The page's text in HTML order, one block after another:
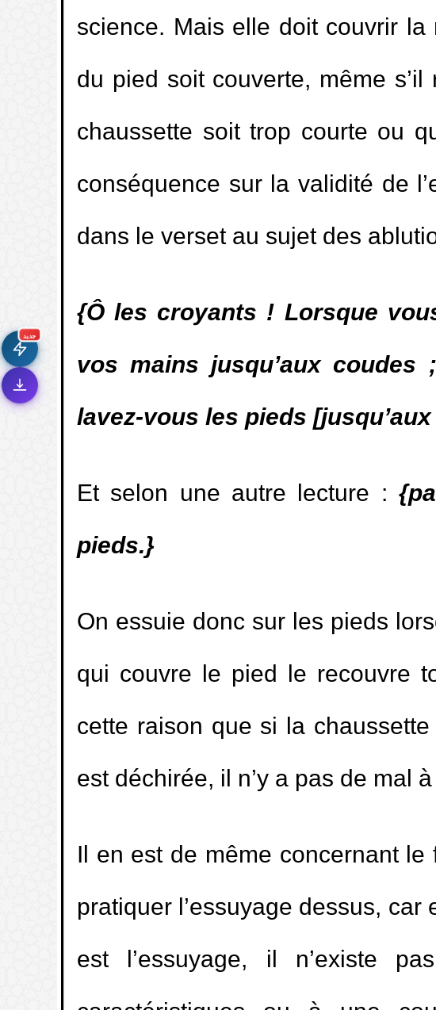
جديد ⚡سرعة فائقة
🎨تصميم جديد كلياً
واجهة أكثر أناقة وسهولة
🔔تتابع كل جديد بخطوة واحدة
science. Mais elle doit couvrir
du pied soit couverte, même
chaussette soit trop courte ou
conséquence sur la validité de
dans le verset au sujet des
{Ô les croyants ! Lorsque
vos mains jusqu’aux
lavez-vous les pieds
Et selon une autre lecture :
pieds.}
On essuie donc sur les pieds
qui couvre le pied le recouvre
cette raison que si la
est déchirée, il n’y a pas de mal
Il en est de même concernant
pratiquer l’essuyage dessus,
est l’essuyage, il n’existe
après la prière de l’aube (fajr) jusqu’au l
(
3. Le madhy (liquide pré-éjaculatoire) annule t'il le
La masturbation, en journée, pendant
Ramadan.
5.La durée des lochies (nifâs).